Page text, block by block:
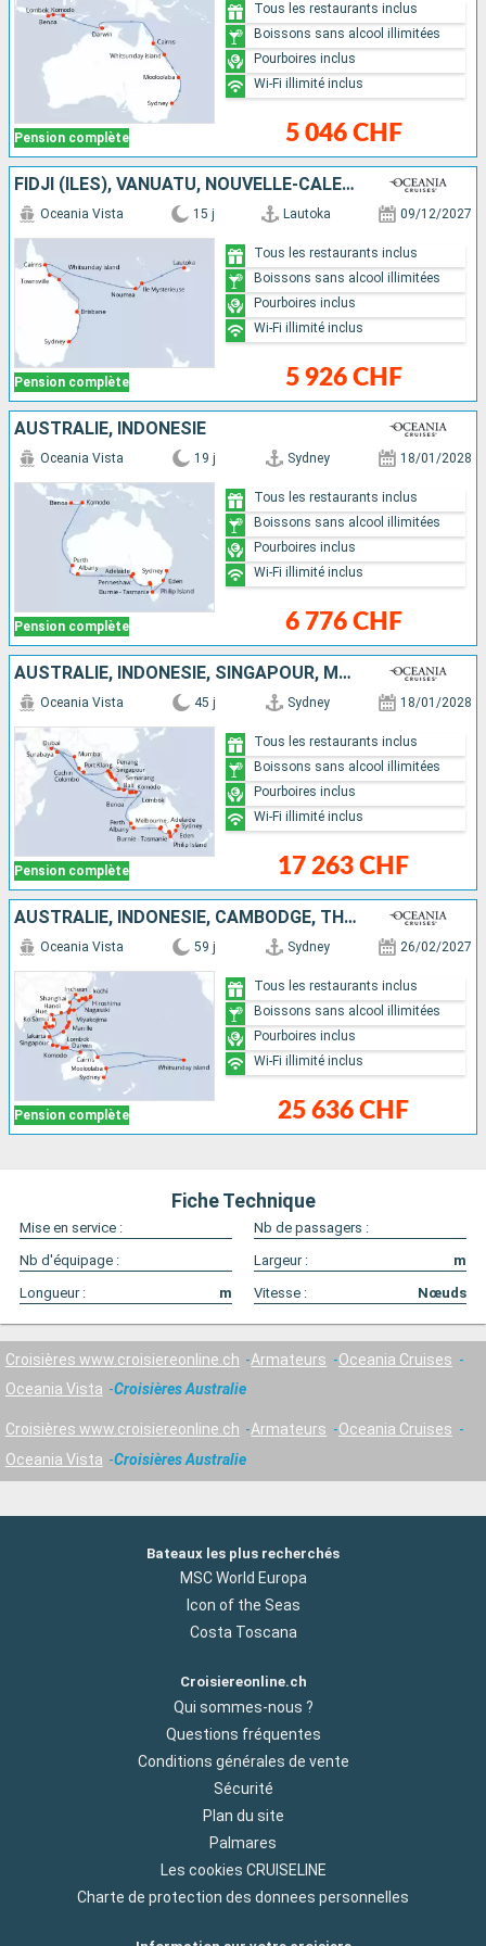
Pension complète 5 046 CHF
Tous les restaurants inclus
Boissons sans alcool illimitées
Pourboires inclus
Wi-Fi illimité inclus
FIDJI (ÎLES), VANUATU, NOUVELLE-CALÉDONIE, AUSTRALIE
Pension complète
Oceania Vista 15 j Lautoka 09/12/2027
5 926 CHF
Tous les restaurants inclus
Boissons sans alcool illimitées
Pourboires inclus
Wi-Fi illimité inclus
AUSTRALIE, INDONÉSIE
Pension complète
Oceania Vista 19 j Sydney 18/01/2028
6 776 CHF
Tous les restaurants inclus
Boissons sans alcool illimitées
Pourboires inclus
Wi-Fi illimité inclus
AUSTRALIE, INDONÉSIE, SINGAPOUR, MALAISIE, THAÏLANDE, SRI LANKA, INDE, EMIRATS ARABES UNIS
Pension complète
Oceania Vista 45 j Sydney 18/01/2028
17 263 CHF
Tous les restaurants inclus
Boissons sans alcool illimitées
Pourboires inclus
Wi-Fi illimité inclus
AUSTRALIE, INDONÉSIE, CAMBODGE, THAÏLANDE, VIETNAM, CHINE, CORÉE DU SUD, JAPON, TAÏWAN, PHILIPPINES, MALAISIE, SINGAPOUR
Pension complète
Oceania Vista 59 j Sydney 26/02/2027
25 636 CHF
Tous les restaurants inclus
Boissons sans alcool illimitées
Pourboires inclus
Wi-Fi illimité inclus
Fiche Technique
Mise en service :
Nb de passagers :
Nb d'équipage :
Largeur :
m
Longueur :
m Vitesse : Nœuds
Croisières www.croisiereonline.ch Armateurs
Oceania Cruises
Oceania Vista
Croisières Australie
Croisières www.croisiereonline.ch Armateurs
Oceania Cruises
Oceania Vista
Croisières Australie
Bateaux les plus recherchés
MSC World Europa
Icon of the Seas
Costa Toscana
Croisiereonline.ch
Qui sommes-nous ?
Questions fréquentes
Conditions générales de vente
Sécurité
Plan du site
Palmares
Les cookies CRUISELINE
Charte de protection des donnees personnelles